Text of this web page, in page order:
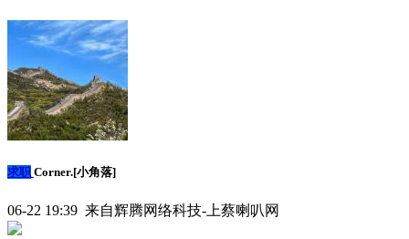
求职 Corner.[小角落]
06-22 19:39 来自辉腾网络科技-上蔡喇叭网